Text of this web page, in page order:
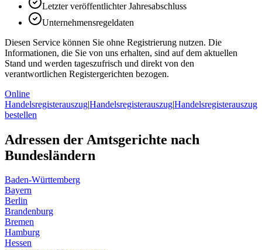
Letzter veröffentlichter Jahresabschluss
Unternehmensregeldaten
Diesen Service können Sie ohne Registrierung nutzen. Die
Informationen, die Sie von uns erhalten, sind auf dem aktuellen
Stand und werden tageszufrisch und direkt von den
verantwortlichen Registergerichten bezogen.
Online
Handelsregisterauszug|Handelsregisterauszug|Handelsregisterauszug
bestellen
Adressen der Amtsgerichte nach
Bundesländern
Baden-Württemberg
Bayern
Berlin
Brandenburg
Bremen
Hamburg
Hessen